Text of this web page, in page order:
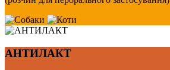
АНТИЛАКТ